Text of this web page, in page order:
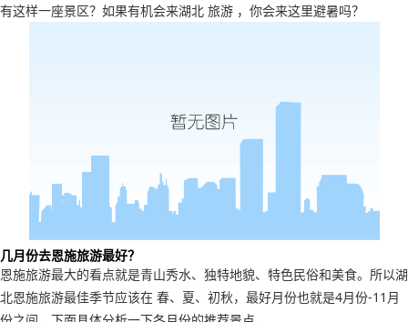
有这样一座景区？如果有机会来湖北 旅游 ，你会来这里避暑吗？
几月份去恩施旅游最好？
恩施旅游最大的看点就是青山秀水、独特地貌、特色民俗和美食。所以湖
北恩施旅游最佳季节应该在 春、夏、初秋，最好月份也就是4月份-11月